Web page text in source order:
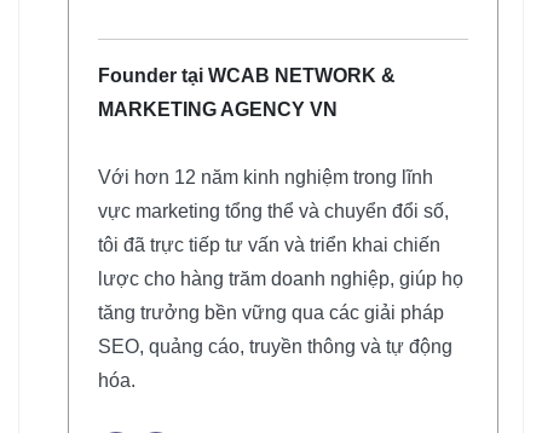
Founder tại WCAB NETWORK &
MARKETING AGENCY VN
Với hơn 12 năm kinh nghiệm trong lĩnh
vực marketing tổng thể và chuyển đổi số,
tôi đã trực tiếp tư vấn và triển khai chiến
lược cho hàng trăm doanh nghiệp, giúp họ
tăng trưởng bền vững qua các giải pháp
SEO, quảng cáo, truyền thông và tự động
hóa.